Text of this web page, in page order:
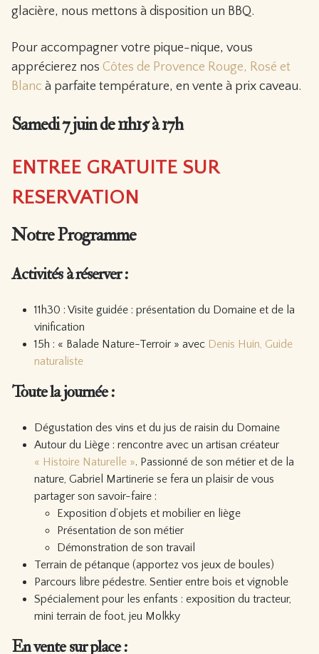
glacière, nous mettons à disposition un BBQ.
Pour accompagner votre pique-nique, vous
apprécierez nos Côtes de Provence Rouge, Rosé et
Blanc à parfaite température, en vente à prix caveau.
Samedi 7 juin de 11h15 à 17h
ENTREE GRATUITE SUR
RESERVATION
Notre Programme
Activités à réserver :
11h30 : Visite guidée : présentation du Domaine et de la
vinification
15h : « Balade Nature-Terroir » avec Denis Huin, Guide
naturaliste
Toute la journée :
Dégustation des vins et du jus de raisin du Domaine
Autour du Liège : rencontre avec un artisan créateur
« Histoire Naturelle ». Passionné de son métier et de la
nature, Gabriel Martinerie se fera un plaisir de vous
partager son savoir-faire :
Exposition d’objets et mobilier en liège
Présentation de son métier
Démonstration de son travail
Terrain de pétanque (apportez vos jeux de boules)
Parcours libre pédestre. Sentier entre bois et vignoble
Spécialement pour les enfants : exposition du tracteur,
mini terrain de foot, jeu Molkky
En vente sur place :